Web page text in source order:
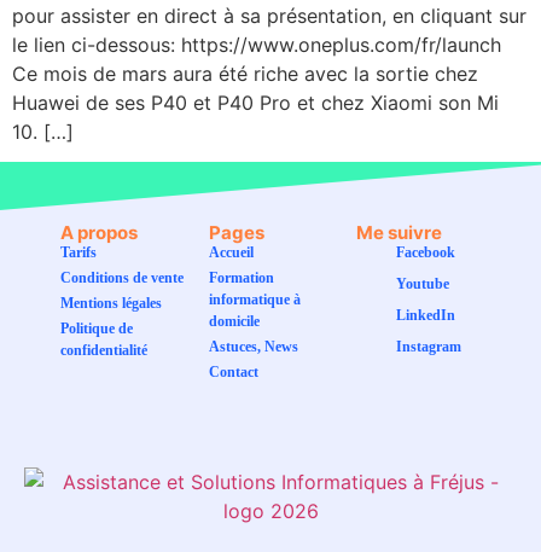
pour assister en direct à sa présentation, en cliquant sur
le lien ci-dessous: https://www.oneplus.com/fr/launch
Ce mois de mars aura été riche avec la sortie chez
Huawei de ses P40 et P40 Pro et chez Xiaomi son Mi
10. […]
A propos
Tarifs
Conditions de vente
Mentions légales
Politique de
confidentialité
Pages
Accueil
Formation
informatique à
domicile
Astuces, News
Contact
Me suivre
Facebook
Youtube
LinkedIn
Instagram